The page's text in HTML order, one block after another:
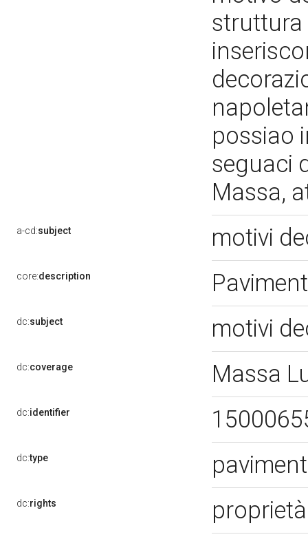
struttura
possiao
seguaci
Massa,
a-cd:subject motivi
core:description
dc:subject motivi
dc:coverage Massa
dc:identifier
dc:type
dc:rights